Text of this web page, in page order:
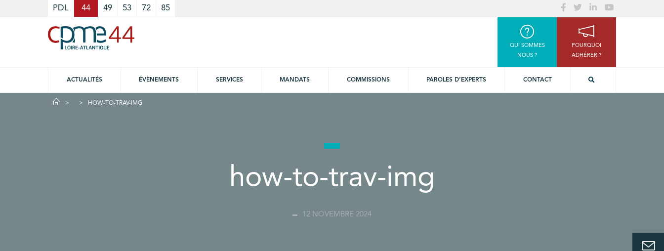
PDL 44 49 53 72 85
QUI SOMMES
NOUS ?
POURQUOI
ADHÉRER ?
ACTUALITÉS ÉVÈNEMENTS SERVICES MANDATS COMMISSIONS PAROLES D’EXPERTS CONTACT
HOW-TO-TRAV-IMG
how-to-trav-img
12 NOVEMBRE 2024
Cookies management panel